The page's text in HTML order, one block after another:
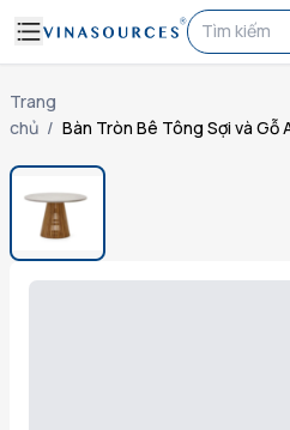
Tìm kiếm
Trang
chủ / Bàn Tròn Bê Tông Sợi và Gỗ